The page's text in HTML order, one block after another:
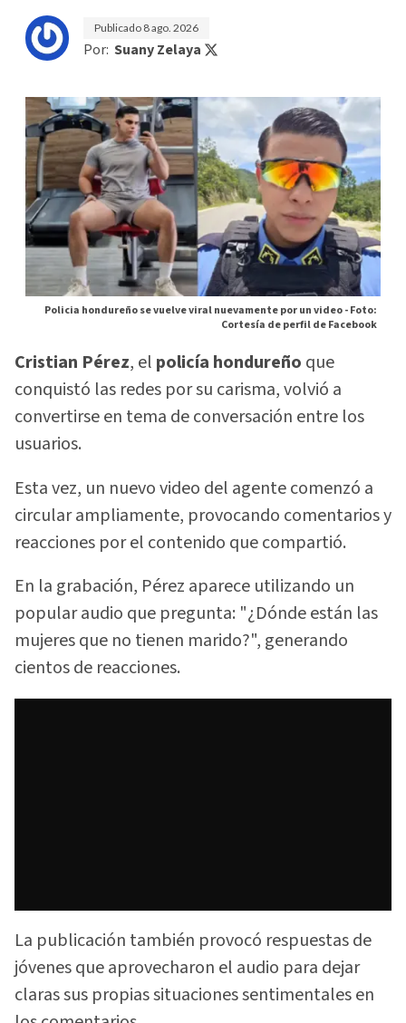
Publicado 8 ago. 2026
Por: Suany Zelaya
Policia hondureño se vuelve viral nuevamente por un video -Foto:
Cortesía de perfil de Facebook
Cristian Pérez, el policía hondureño que
conquistó las redes por su carisma, volvió a
convertirse en tema de conversación entre los
usuarios.
Esta vez, un nuevo video del agente comenzó a
circular ampliamente, provocando comentarios y
reacciones por el contenido que compartió.
En la grabación, Pérez aparece utilizando un
popular audio que pregunta: "¿Dónde están las
mujeres que no tienen marido?", generando
cientos de reacciones.
La publicación también provocó respuestas de
jóvenes que aprovecharon el audio para dejar
claras sus propias situaciones sentimentales en